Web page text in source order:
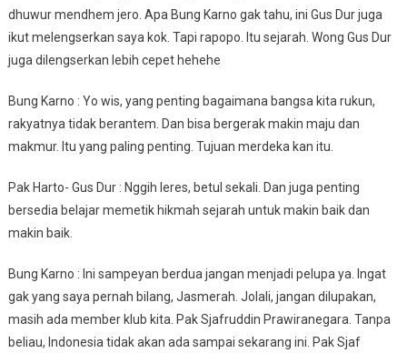
dhuwur mendhem jero. Apa Bung Karno gak tahu, ini Gus Dur juga
ikut melengserkan saya kok. Tapi rapopo. Itu sejarah. Wong Gus Dur
juga dilengserkan lebih cepet hehehe
Bung Karno : Yo wis, yang penting bagaimana bangsa kita rukun,
rakyatnya tidak berantem. Dan bisa bergerak makin maju dan
makmur. Itu yang paling penting. Tujuan merdeka kan itu.
Pak Harto- Gus Dur : Nggih leres, betul sekali. Dan juga penting
bersedia belajar memetik hikmah sejarah untuk makin baik dan
makin baik.
Bung Karno : Ini sampeyan berdua jangan menjadi pelupa ya. Ingat
gak yang saya pernah bilang, Jasmerah. Jolali, jangan dilupakan,
masih ada member klub kita. Pak Sjafruddin Prawiranegara. Tanpa
beliau, Indonesia tidak akan ada sampai sekarang ini. Pak Sjaf